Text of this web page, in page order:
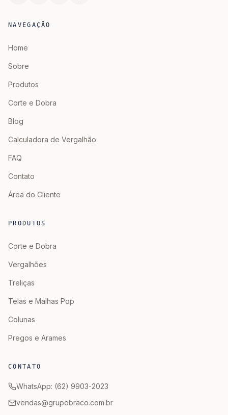
NAVEGAÇÃO
Home
Sobre
Produtos
Corte e Dobra
Blog
Calculadora de Vergalhão
FAQ
Contato
Área do Cliente
PRODUTOS
Corte e Dobra
Vergalhões
Treliças
Telas e Malhas Pop
Colunas
Pregos e Arames
CONTATO
WhatsApp: (62) 9903-2023
vendas@grupobraco.com.br